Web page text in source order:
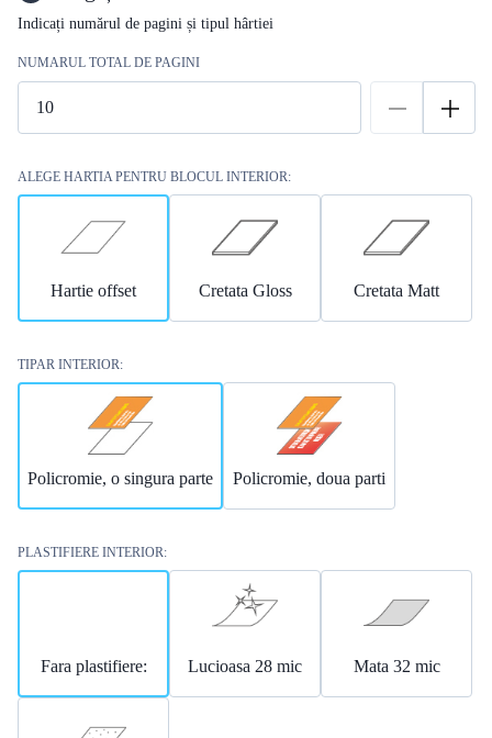
Indicați numărul de pagini și tipul hârtiei
NUMARUL TOTAL DE PAGINI
ALEGE HARTIA PENTRU BLOCUL INTERIOR:
Hartie offset Cretata Gloss Cretata Matt
TIPAR INTERIOR:
Policromie, o singura parte Policromie, doua parti
PLASTIFIERE INTERIOR:
Fara plastifiere: Lucioasa 28 mic Mata 32 mic